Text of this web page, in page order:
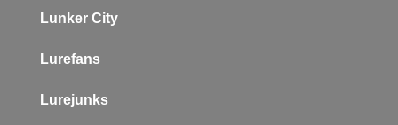
Lunker City
Lurefans
Lurejunks